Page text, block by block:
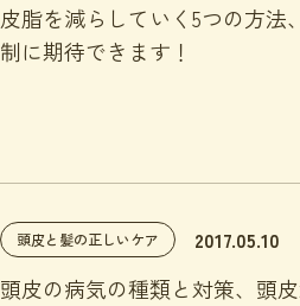
皮脂を減らしていく5つの方法
制に期待できます！
頭皮と髪の正しいケア 2017.05.10
頭皮の病気の種類と対策、頭